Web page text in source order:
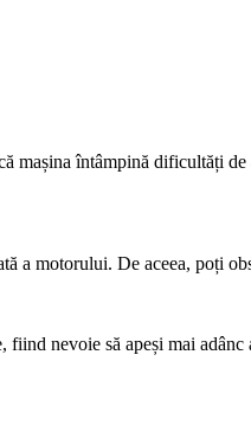
mașina întâmpină dificultăți
a motorului. De aceea, poți
fiind nevoie să apeși mai adânc